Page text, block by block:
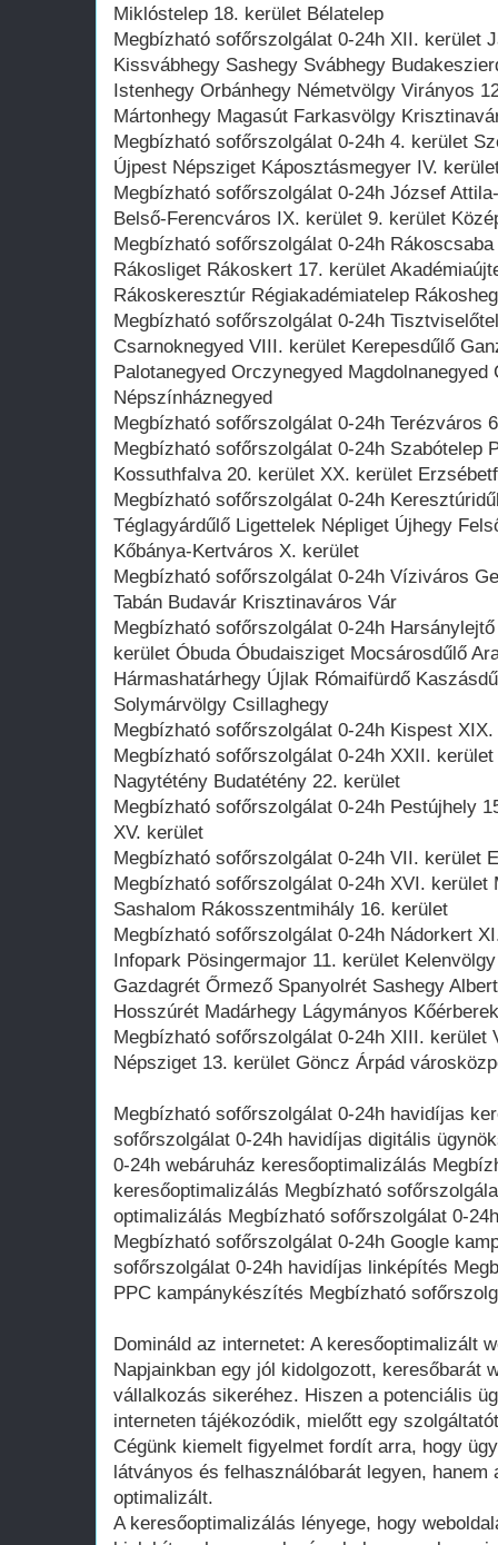
Miklóstelep 18. kerület Bélatelep
Megbízható sofőrszolgálat 0-24h XII. kerület
Kissvábhegy Sashegy Svábhegy
Istenhegy Orbánhegy Németvölgy Virányos
Mártonhegy Magasút Farkasvölgy
Megbízható sofőrszolgálat 0-24h 4. kerület
Újpest Népsziget Káposztásmegyer IV.
Megbízható sofőrszolgálat 0-24h József
Belső-Ferencváros IX. kerület 9. kerület
Megbízható sofőrszolgálat 0-24h
Rákosliget Rákoskert 17. kerület
Rákoskeresztúr Régiakadémiatelep
Megbízható sofőrszolgálat 0-24h
Csarnoknegyed VIII. kerület Kerepesdűlő
Palotanegyed Orczynegyed
Népszínháznegyed
Megbízható sofőrszolgálat 0-24h Terézváros
Megbízható sofőrszolgálat 0-24h Szabótelep
Kossuthfalva 20. kerület XX. kerület
Megbízható sofőrszolgálat 0-24h
Téglagyárdűlő Ligettelek Népliget Újhegy
Kőbánya-Kertváros X. kerület
Megbízható sofőrszolgálat 0-24h Víziváros
Tabán Budavár Krisztinaváros Vár
Megbízható sofőrszolgálat 0-24h
kerület Óbuda Óbudaisziget Mocsárosdűlő
Hármashatárhegy Újlak Rómaifürdő
Solymárvölgy Csillaghegy
Megbízható sofőrszolgálat 0-24h Kispest
Megbízható sofőrszolgálat 0-24h XXII.
Nagytétény Budatétény 22. kerület
Megbízható sofőrszolgálat 0-24h Pestújhely
XV. kerület
Megbízható sofőrszolgálat 0-24h VII. kerület
Megbízható sofőrszolgálat 0-24h XVI. kerület
Sashalom Rákosszentmihály 16. kerület
Megbízható sofőrszolgálat 0-24h Nádorkert
Infopark Pösingermajor 11. kerület
Gazdagrét Őrmező Spanyolrét Sashegy
Hosszúrét Madárhegy Lágymányos
Megbízható sofőrszolgálat 0-24h XIII. kerület
Népsziget 13. kerület Göncz Árpád
Megbízható sofőrszolgálat 0-24h havidíjas
sofőrszolgálat 0-24h havidíjas digitális
0-24h webáruház keresőoptimalizálás
keresőoptimalizálás Megbízható
optimalizálás Megbízható sofőrszolgálat 0-
Megbízható sofőrszolgálat 0-24h Google
sofőrszolgálat 0-24h havidíjas linképítés
PPC kampánykészítés Megbízható
Domináld az internetet: A keresőoptimalizált
Napjainkban egy jól kidolgozott, keresőbarát
vállalkozás sikeréhez. Hiszen a potenciális
interneten tájékozódik, mielőtt egy
Cégünk kiemelt figyelmet fordít arra, hogy
látványos és felhasználóbarát legyen,
optimalizált.
A keresőoptimalizálás lényege, hogy